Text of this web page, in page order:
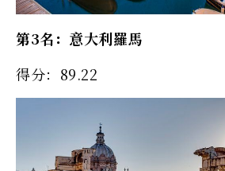
第3名：意大利羅馬
得分：89.22